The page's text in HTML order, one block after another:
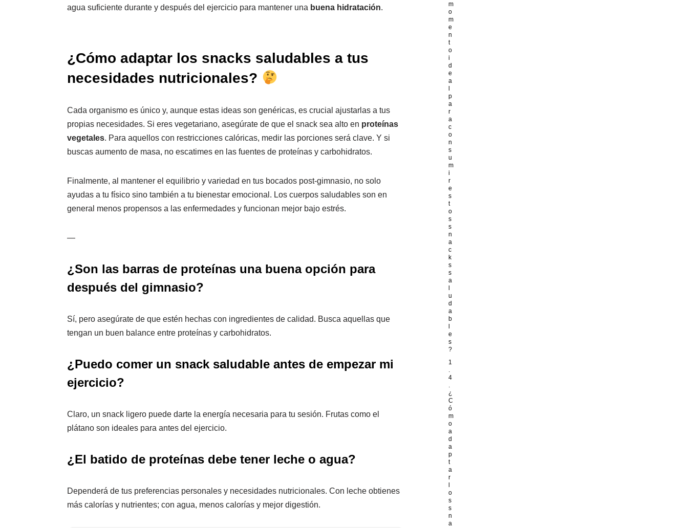
agua suficiente durante y después del ejercicio para mantener una buena hidratación.
¿Cómo adaptar los snacks saludables a tus
necesidades nutricionales?
Cada organismo es único y, aunque estas ideas son genéricas, es crucial ajustarlas a tus
propias necesidades. Si eres vegetariano, asegúrate de que el snack sea alto en proteínas
vegetales. Para aquellos con restricciones calóricas, medir las porciones será clave. Y si
buscas aumento de masa, no escatimes en las fuentes de proteínas y carbohidratos.
Finalmente, al mantener el equilibrio y variedad en tus bocados post-gimnasio, no solo
ayudas a tu físico sino también a tu bienestar emocional. Los cuerpos saludables son en
general menos propensos a las enfermedades y funcionan mejor bajo estrés.
—
¿Son las barras de proteínas una buena opción para
después del gimnasio?
Sí, pero asegúrate de que estén hechas con ingredientes de calidad. Busca aquellas que
tengan un buen balance entre proteínas y carbohidratos.
¿Puedo comer un snack saludable antes de empezar mi
ejercicio?
Claro, un snack ligero puede darte la energía necesaria para tu sesión. Frutas como el
plátano son ideales para antes del ejercicio.
¿El batido de proteínas debe tener leche o agua?
Dependerá de tus preferencias personales y necesidades nutricionales. Con leche obtienes
más calorías y nutrientes; con agua, menos calorías y mejor digestión.
m
o
m
e
n
t
o
i
d
e
a
p
a
r
a
c
o
n
s
u
m
i
r
e
s
t
o
s
s
n
a
c
k
s
s
a
u
d
a
b
e
s
?
1
.
4
.
¿
C
ó
m
o
a
d
a
p
t
a
r
o
s
s
n
a